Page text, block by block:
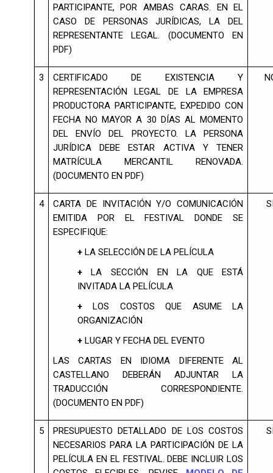
PARTICIPANTE, POR AMBAS CARAS. EN EL
CASO DE PERSONAS JURÍDICAS, LA DEL
REPRESENTANTE LEGAL. (DOCUMENTO EN
PDF)
3
CERTIFICADO DE EXISTENCIA Y
REPRESENTACIÓN LEGAL DE LA EMPRESA
PRODUCTORA PARTICIPANTE, EXPEDIDO CON
FECHA NO MAYOR A 30 DÍAS AL MOMENTO
DEL ENVÍO DEL PROYECTO. LA PERSONA
JURÍDICA DEBE ESTAR ACTIVA Y TENER
MATRÍCULA MERCANTIL RENOVADA.
(DOCUMENTO EN PDF)
4
CARTA DE INVITACIÓN Y/O COMUNICACIÓN
EMITIDA POR EL FESTIVAL DONDE SE
ESPECIFIQUE:
+ LA SELECCIÓN DE LA PELÍCULA
+LA SECCIÓN EN LA QUE ESTÁ
INVITADA LA PELÍCULA
+ LOS COSTOS QUE ASUME LA
ORGANIZACIÓN
+ LUGAR Y FECHA DEL EVENTO
LAS CARTAS EN IDIOMA DIFERENTE AL
CASTELLANO DEBERÁN ADJUNTAR LA
TRADUCCIÓN CORRESPONDIENTE.
(DOCUMENTO EN PDF)
5
PRESUPUESTO DETALLADO DE LOS COSTOS
NECESARIOS PARA LA PARTICIPACIÓN DE LA
PELÍCULA EN EL FESTIVAL. DEBE INCLUIR LOS